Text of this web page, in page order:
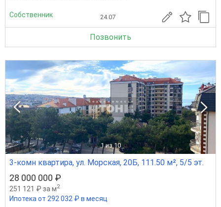
Собственник 24.07
Позвонить
1 из 10
3-комн квартира, ул. Морская, 20Б, 111.50 м², 5/5 эт.
28 000 000 ₽
251 121 ₽ за м2
Ипотека от 292 032 ₽ в месяц